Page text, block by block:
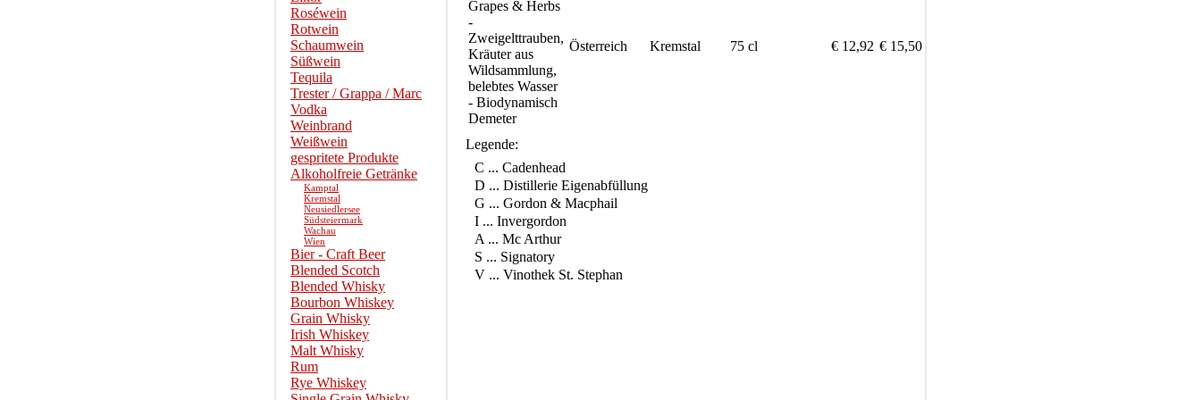
Roséwein
Rotwein
Schaumwein
Süßwein
Tequila
Trester / Grappa / Marc
Vodka
Weinbrand
Weißwein
gespritete Produkte
Alkoholfreie Getränke
Kamptal
Kremstal
Neusiedlersee
Südsteiermark
Wachau
Wien
Bier - Craft Beer
Blended Scotch
Blended Whisky
Bourbon Whiskey
Grain Whisky
Irish Whiskey
Malt Whisky
Rum
Rye Whiskey
Grapes & Herbs
-
Zweigelttrauben,
Kräuter aus
Wildsammlung,
belebtes Wasser
- Biodynamisch
Demeter
Österreich Kremstal 75 cl € 12,92 € 15,50
Legende:
C ... Cadenhead
D ... Distillerie Eigenabfüllung
G ... Gordon & Macphail
I ... Invergordon
A ... Mc Arthur
S ... Signatory
V ... Vinothek St. Stephan